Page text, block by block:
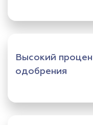
Высокий
одобрения